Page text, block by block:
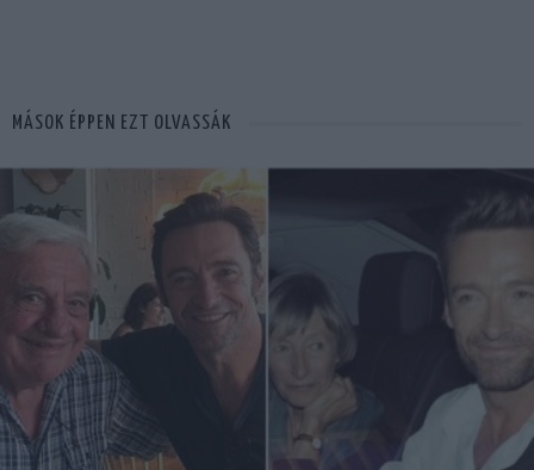
MÁSOK ÉPPEN EZT OLVASSÁK